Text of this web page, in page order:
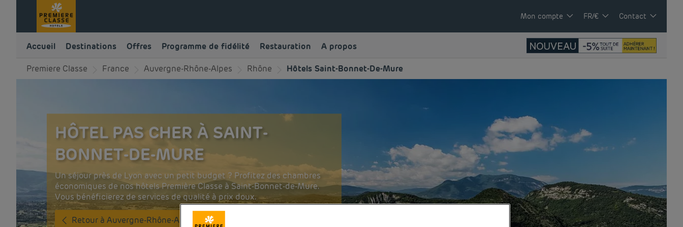
Mon compte FR/€ Contact
Accueil Destinations Offres Programme de fidélité Restauration A propos
Premiere Classe France Auvergne-Rhône-Alpes Rhône Hôtels Saint-Bonnet-De-Mure
HÔTEL PAS CHER À SAINT-
BONNET-DE-MURE
Un séjour près de Lyon avec un petit budget ? Profitez des chambres
économiques de nos hôtels Première Classe à Saint-Bonnet-de-Mure.
Vous bénéficierez de services de qualité à prix doux.
Retour à Auvergne-Rhône-Alpes